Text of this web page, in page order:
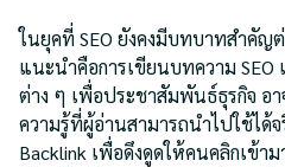
ในยุคที่ SEO ยังคงมีบทบาทสำคัญ
แนะนำคือการเขียนบทความ
ต่าง ๆ เพื่อประชาสัมพันธ์ธุรกิจ อ
ความรู้ที่ผู้อ่านสามารถนำไปใช้ได้
Backlink เพื่อดึงดูดให้คนคลิกเข้า